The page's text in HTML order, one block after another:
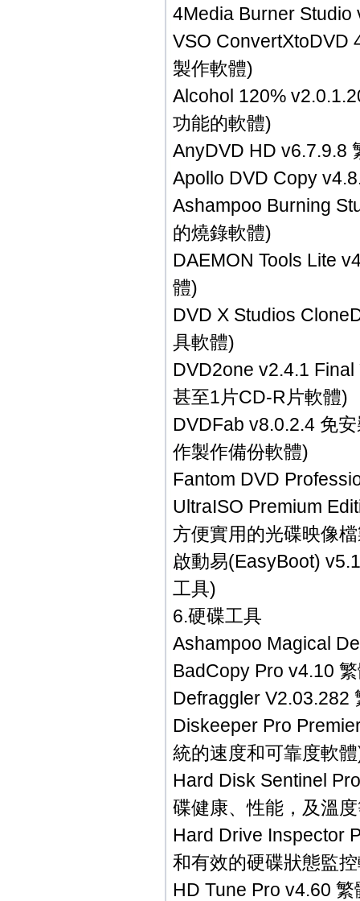
4Media Burner Studio
VSO ConvertXtoDVD
製作軟體)
Alcohol 120%
功能的軟體)
AnyDVD HD v6.7.9.8
Apollo DVD Copy
Ashampoo Burning
的燒錄軟體)
DAEMON Tools Lite
體)
DVD X Studios
具軟體)
DVD2one v2.4.1
甚至1片CD-R片軟體)
DVDFab v8.0.2.4 免
作製作備份軟體)
Fantom DVD
UltraISO Premium
方便實用的光碟映像
啟動易(EasyBoot)
工具)
6.硬碟工具
Ashampoo Magical
BadCopy Pro v4.10
Defraggler V2.03.282
Diskeeper Pro
統的速度和可靠度軟
Hard Disk Sentinel
碟健康、性能，及溫
Hard Drive Inspector
和有效的硬碟狀態監
HD Tune Pro v4.60